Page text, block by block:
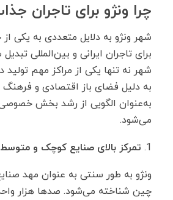
چرا ونژو برای تاجران
شهر ونژو به دلایل متعددی به یکی
برای تاجران ایرانی و بین‌المللی
شهر نه تنها یکی از مراکز مهم
به ‌دلیل فضای باز اقتصادی و فرهنگ
به‌عنوان الگویی از رشد بخش
می‌شود.
تمرکز بالای صنایع کوچک و
ونژو به‌ طور سنتی به‌ عنوان مهد
چین شناخته می‌شود. صدها هزار